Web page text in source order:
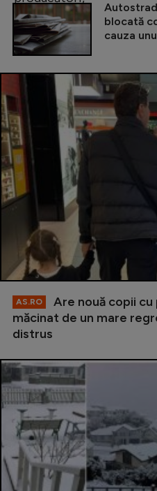
blocată
cauza
AS.RO
Are nouă copii
măcinat de un mare
distrus